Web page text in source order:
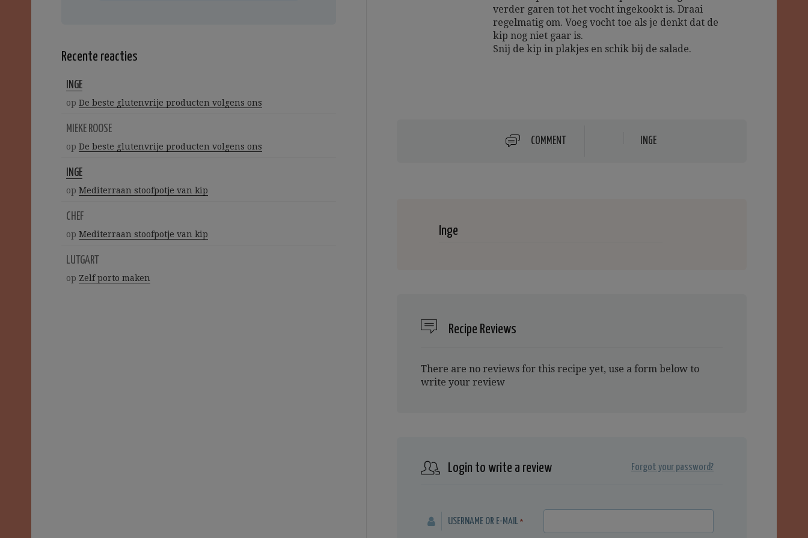
Recente reacties
INGE
op De beste glutenvrije producten volgens ons
MIEKE ROOSE
op De beste glutenvrije producten volgens ons
INGE
op Mediterraan stoofpotje van kip
CHEF
op Mediterraan stoofpotje van kip
LUTGART
op Zelf porto maken
verder garen tot het vocht ingekookt is. Draai
regelmatig om. Voeg vocht toe als je denkt dat de
kip nog niet gaar is.
Snij de kip in plakjes en schik bij de salade.
COMMENT INGE
Inge
Recipe Reviews
There are no reviews for this recipe yet, use a form below to
write your review
Login to write a review Forgot your password?
USERNAME OR E-MAIL *